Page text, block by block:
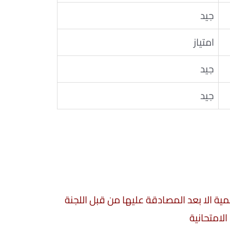
جيد
امتياز
جيد
جيد
الا بعد المصادقة عليها من قبل اللجنة
الامتحانية